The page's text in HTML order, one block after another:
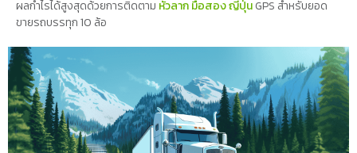
ผลกำไรได้สูงสุดด้วยการติดตาม หัวลาก มือสอง ญี่ปุ่นGPS สำหรับยอด
ขายรถบรรทุก 10 ล้อ